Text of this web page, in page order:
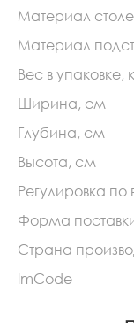
Материал
Материал
Вес в упаковке,
Ширина, см
Глубина, см
Высота, см
Регулировка по
Форма
Страна
lmCode